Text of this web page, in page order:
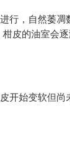
行，自然萎凋
皮的油室会逐
开始变软但尚